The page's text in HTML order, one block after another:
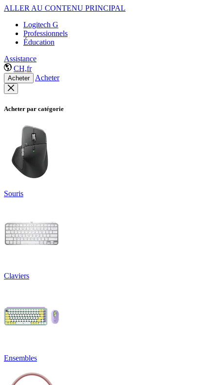
ALLER AU CONTENU PRINCIPAL
Logitech G
Professionnels
Éducation
Assistance
CH,fr
Acheter Acheter
Acheter par catégorie
Souris
Claviers
Ensembles